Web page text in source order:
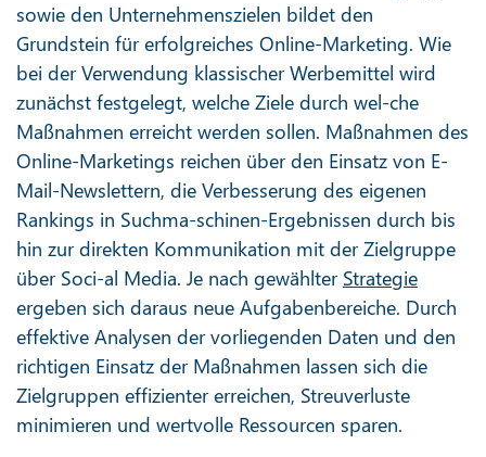
sowie den Unternehmenszielen bildet den
Grundstein für erfolgreiches Online-Marketing. Wie
bei der Verwendung klassischer Werbemittel wird
zunächst festgelegt, welche Ziele durch wel-che
Maßnahmen erreicht werden sollen. Maßnahmen des
Online-Marketings reichen über den Einsatz von E-
Mail-Newslettern, die Verbesserung des eigenen
Rankings in Suchma-schinen-Ergebnissen durch bis
hin zur direkten Kommunikation mit der Zielgruppe
über Soci-al Media. Je nach gewählter Strategie
ergeben sich daraus neue Aufgabenbereiche. Durch
effektive Analysen der vorliegenden Daten und den
richtigen Einsatz der Maßnahmen lassen sich die
Zielgruppen effizienter erreichen, Streuverluste
minimieren und wertvolle Ressourcen sparen.